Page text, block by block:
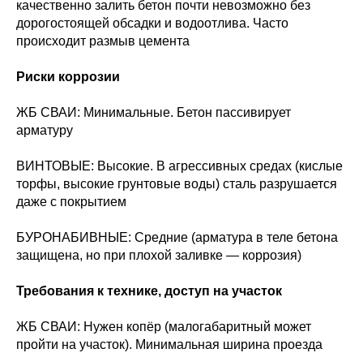
качественно залить бетон почти невозможно без
дорогостоящей обсадки и водоотлива. Часто
происходит размыв цемента
Риски коррозии
ЖБ СВАИ: Минимальные. Бетон пассивирует
арматуру
ВИНТОВЫЕ: Высокие. В агрессивных средах (кислые
торфы, высокие грунтовые воды) сталь разрушается
даже с покрытием
БУРОНАБИВНЫЕ: Средние (арматура в теле бетона
защищена, но при плохой заливке — коррозия)
Требования к технике, доступ на участок
ЖБ СВАИ: Нужен копёр (малогабаритный может
пройти на участок). Минимальная ширина проезда